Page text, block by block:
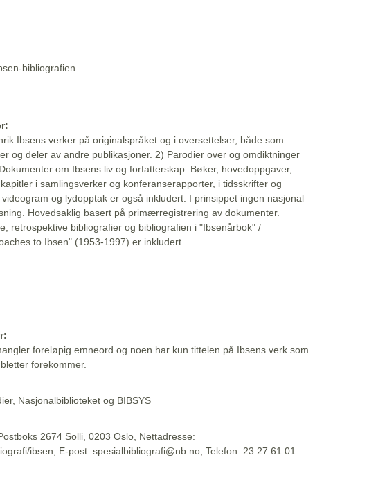
bibliografien
Ibsens verker på originalspråket og i oversettelser, både som
og deler av andre publikasjoner. 2) Parodier over og omdiktninger
om Ibsens liv og forfatterskap: Bøker, hovedoppgaver,
i samlingsverker og konferanserapporter, i tidsskrifter og
og lydopptak er også inkludert. I prinsippet ingen nasjonal
Hovedsaklig basert på primærregistrering av dokumenter.
retrospektive bibliografier og bibliografien i "Ibsenårbok" /
to Ibsen" (1953-1997) er inkludert.
foreløpig emneord og noen har kun tittelen på Ibsens verk som
forekommer.
Nasjonalbiblioteket og BIBSYS
2674 Solli, 0203 Oslo, Nettadresse:
ibsen, E-post: spesialbibliografi@nb.no, Telefon: 23 27 61 01